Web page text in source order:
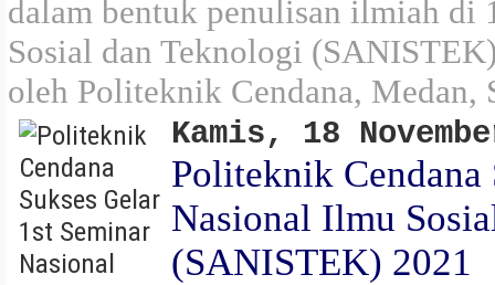
dalam bentuk penulisan ilmiah di
Sosial dan Teknologi
oleh Politeknik Cendana, Medan,
Kamis, 18
Politeknik Cendana
Nasional Ilmu
(SANISTEK) 2021